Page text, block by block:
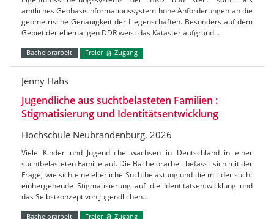
amtliches Geobasisinformationssystem hohe Anforderungen an die
geometrische Genauigkeit der Liegenschaften. Besonders auf dem
Gebiet der ehemaligen DDR weist das Kataster aufgrund…
Bachelorarbeit Freier Zugang
Jenny Hahs
Jugendliche aus suchtbelasteten Familien :
Stigmatisierung und Identitätsentwicklung
Hochschule Neubrandenburg, 2026
Viele Kinder und Jugendliche wachsen in Deutschland in einer
suchtbelasteten Familie auf. Die Bachelorarbeit befasst sich mit der
Frage, wie sich eine elterliche Suchtbelastung und die mit der sucht
einhergehende Stigmatisierung auf die Identitätsentwicklung und
das Selbstkonzept von Jugendlichen…
Bachelorarbeit Freier Zugang